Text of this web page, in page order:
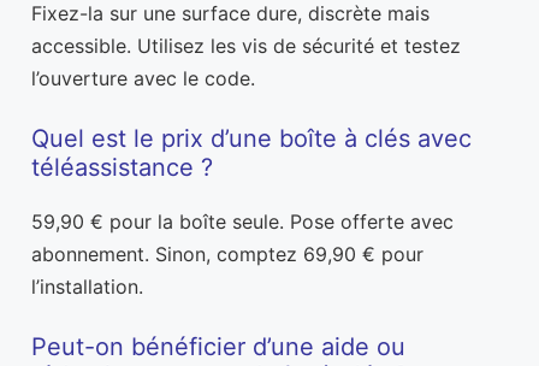
Fixez-la sur une surface dure, discrète mais
accessible. Utilisez les vis de sécurité et testez
l’ouverture avec le code.
Quel est le prix d’une boîte à clés avec
téléassistance ?
59,90 € pour la boîte seule. Pose offerte avec
abonnement. Sinon, comptez 69,90 € pour
l’installation.
Peut-on bénéficier d’une aide ou